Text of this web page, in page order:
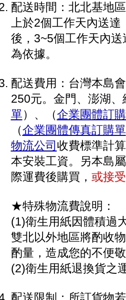
配送時間：北北基地
上於2個工作天內送
後，3~5個工作天內
為依據。
配送費用：台灣本島
250元。金門、澎湖
單）、（企業團體訂
（企業團體傳真訂購單
物流公司收費標準計
本安裝工資。另本島
際運費後購買， 或接
★特殊物流費說明：
(1)衛生用紙因體積過
雙北以外地區將酌收
酌量，造成您的不便
(2)衛生用紙退換貨之